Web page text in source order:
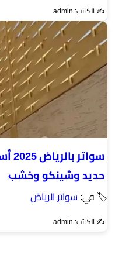
✍️ الكاتب: admin
حديد وشينكو وخشب
🏷 في: سواتر الرياض
✍️ الكاتب: admin